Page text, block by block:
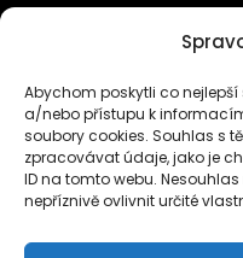
Abychom poskytli co
a/nebo přístupu k
soubory cookies. Souhlas s
zpracovávat údaje, jako je
ID na tomto webu.
nepříznivě ovlivnit určité
SPOLEČNĚ
PRO